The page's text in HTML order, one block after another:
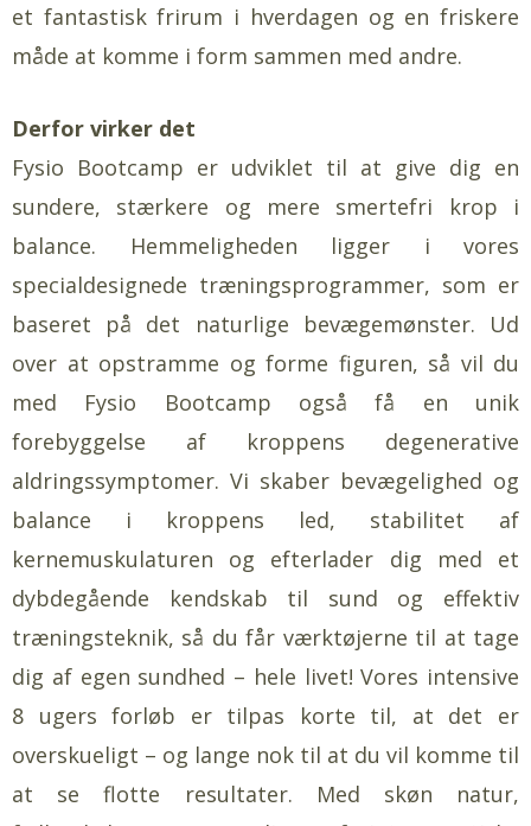
et fantastisk frirum i hverdagen og en friskere
måde at komme i form sammen med andre.
Derfor virker det
Fysio Bootcamp er udviklet til at give dig en
sundere, stærkere og mere smertefri krop i
balance. Hemmeligheden ligger i vores
specialdesignede træningsprogrammer, som er
baseret på det naturlige bevægemønster. Ud
over at opstramme og forme figuren, så vil du
med Fysio Bootcamp også få en unik
forebyggelse af kroppens degenerative
aldringssymptomer. Vi skaber bevægelighed og
balance i kroppens led, stabilitet af
kernemuskulaturen og efterlader dig med et
dybdegående kendskab til sund og effektiv
træningsteknik, så du får værktøjerne til at tage
dig af egen sundhed – hele livet! Vores intensive
8 ugers forløb er tilpas korte til, at det er
overskueligt – og lange nok til at du vil komme til
at se flotte resultater. Med skøn natur,